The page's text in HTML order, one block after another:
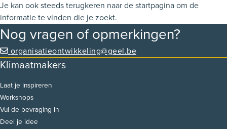
Je kan ook steeds terugkeren naar de startpagina om de
informatie te vinden die je zoekt.
Nog vragen of opmerkingen?
organisatieontwikkeling@geel.be
Klimaatmakers
Laat je inspireren
Workshops
Vul de bevraging in
Deel je idee